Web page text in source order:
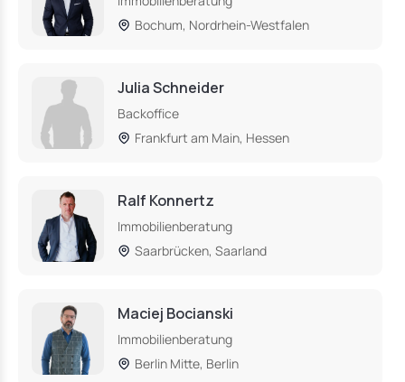
Bochum, Nordrhein-Westfalen
Julia Schneider
Backoffice
Frankfurt am Main, Hessen
Ralf Konnertz
Immobilienberatung
Saarbrücken, Saarland
Maciej Bocianski
Immobilienberatung
Berlin Mitte, Berlin